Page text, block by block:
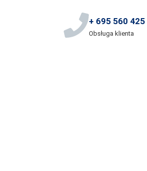
+ 695 560 425
Obsługa klienta